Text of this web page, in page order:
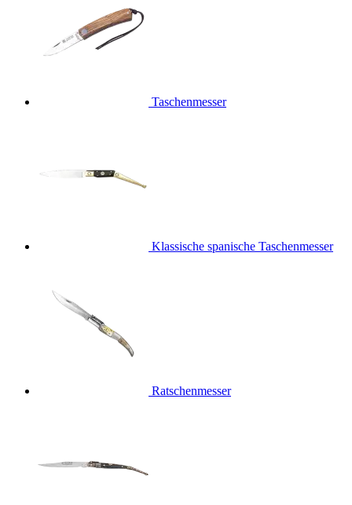
Taschenmesser
Klassische spanische Taschenmesser
Ratschenmesser